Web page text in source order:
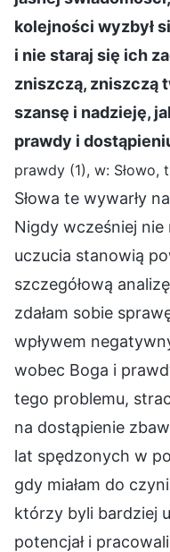
kolejności wyzbył
i nie staraj się ich
zniszczą, zniszczą
szansę i nadzieję,
prawdy i
prawdy (1), w: Słowo,
Słowa te wywarły
Nigdy wcześniej nie
uczucia stanowią
szczegółową
zdałam sobie
wpływem
wobec Boga i
tego problemu,
na dostąpienie
lat spędzonych w
gdy miałam do
którzy byli bardziej
potencjał i